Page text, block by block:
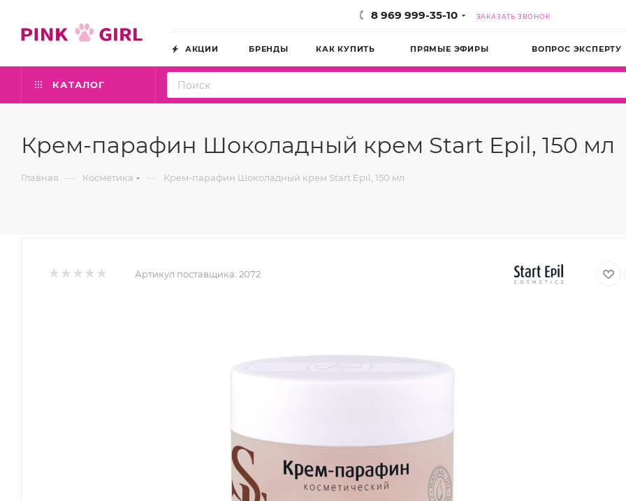
8 969 999-35-10 ЗАКАЗАТЬ ЗВОНОК
АКЦИИ БРЕНДЫ КАК КУПИТЬ ПРЯМЫЕ ЭФИРЫ ВОПРОС ЭКСПЕРТУ
КАТАЛОГ
Крем-парафин Шоколадный крем Start Epil, 150 мл
Главная — Косметика — Крем-парафин Шоколадный крем Start Epil, 150 мл
Артикул поставщика: 2072